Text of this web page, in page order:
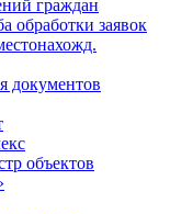
граждан
обработки заявок
документов
объектов